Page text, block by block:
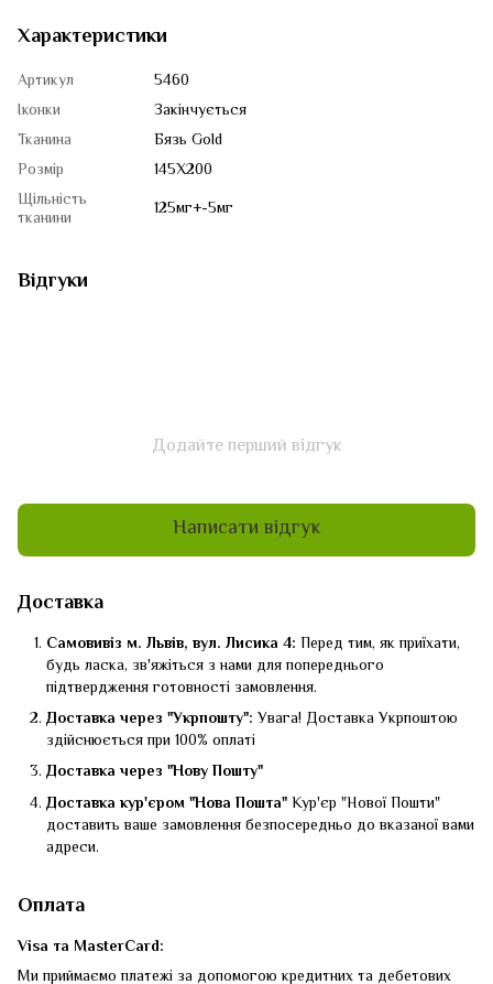
Характеристики
Артикул
5460
Іконки
Закінчується
Тканина
Бязь Gold
Розмір
145Х200
Щільність
тканини 125мг+-5мг
Відгуки
Додайте перший відгук
Написати відгук
Доставка
Самовивіз м. Львів, вул. Лисика 4: Перед тим, як приїхати,
будь ласка, зв'яжіться з нами для попереднього
підтвердження готовності замовлення.
Доставка через "Укрпошту":Увага! Доставка Укрпоштою
здійснюється при 100% оплаті
Доставка через "Нову Пошту"
Доставка кур'єром "Нова Пошта"Кур'єр "Нової Пошти"
доставить ваше замовлення безпосередньо до вказаної вами
адреси.
Оплата
Visa та MasterCard:
Ми приймаємо платежі за допомогою кредитних та дебетових